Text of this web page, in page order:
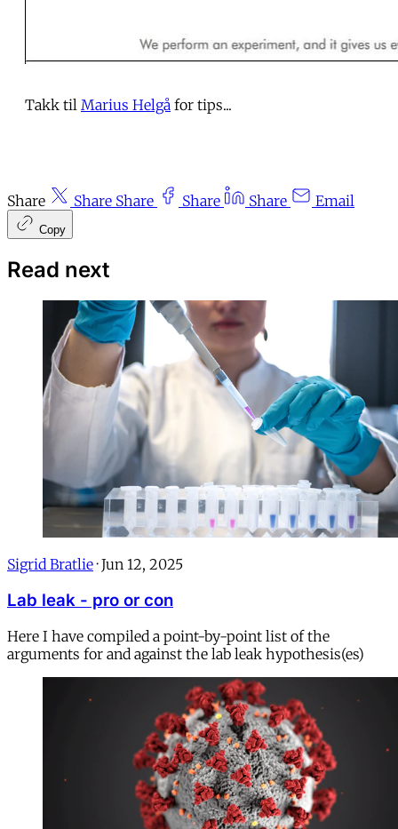
Takk til Marius Helgå for tips...
Share Share Share Share Share Email
Copy
Read next
Sigrid Bratlie · Jun 12, 2025
Lab leak - pro or con
Here I have compiled a point-by-point list of the
arguments for and against the lab leak hypothesis(es)